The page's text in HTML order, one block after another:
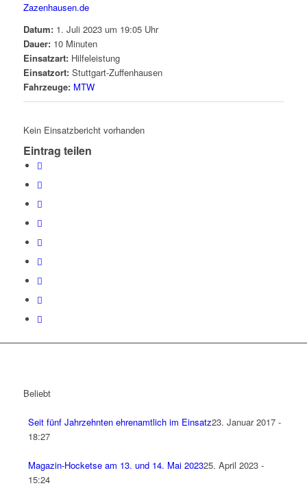
Zazenhausen.de
Datum:1. Juli 2023 um 19:05 Uhr
Dauer:10 Minuten
Einsatzart:Hilfeleistung
Einsatzort:Stuttgart-Zuffenhausen
Fahrzeuge: MTW
Kein Einsatzbericht vorhanden
Eintrag teilen
Beliebt
Seit fünf Jahrzehnten ehrenamtlich im Einsatz23. Januar 2017 -
18:27
Magazin-Hocketse am 13. und 14. Mai 202325. April 2023 -
15:24